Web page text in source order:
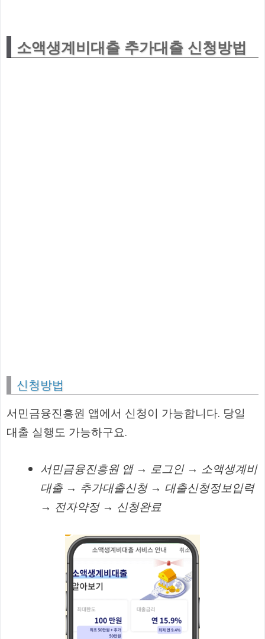
소액생계비대출 추가대출 신청방법
신청방법
서민금융진흥원 앱에서 신청이 가능합니다. 당일
대출 실행도 가능하구요.
서민금융진흥원 앱 → 로그인 → 소액생계비
대출 → 추가대출신청 → 대출신청정보입력
→ 전자약정 → 신청완료